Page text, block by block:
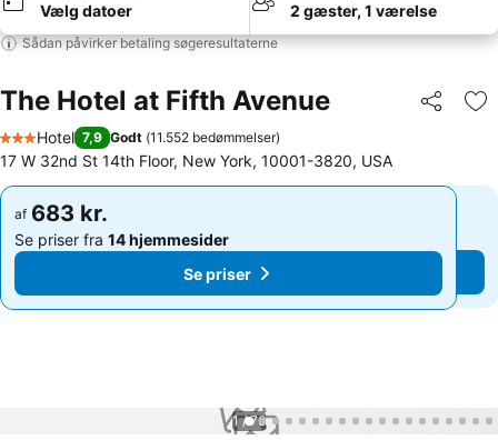
Vælg datoer 2 gæster, 1 værelse
Sådan påvirker betaling søgeresultaterne
The Hotel at Fifth Avenue Del
3 Stjerner
Hotel 7,9 Godt (11.552 bedømmelser)
17 W 32nd St 14th Floor, New York, 10001-3820, USA
af 683 kr.
Se priser fra 14 hjemmesider
Se priser
af 683 kr.
Se priser fra 14 hjemmesider
Se priser
1 / 76